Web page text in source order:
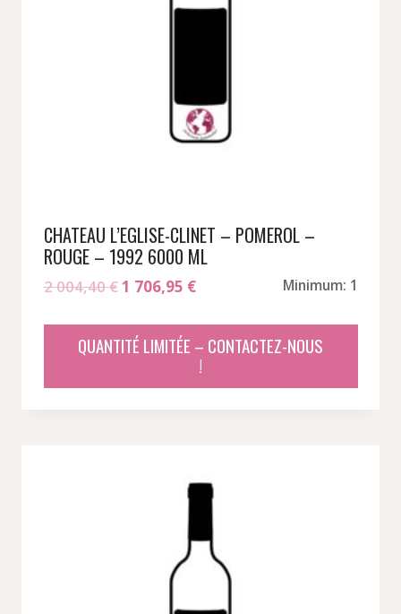
CHATEAU L’EGLISE-CLINET – POMEROL –
ROUGE – 1992 6000 ML
2 004,40€Le
initial
était :
004,40 €.
1 706,95 €Le
est :
706,95 €.
Minimum: 1
QUANTITÉ LIMITÉE – CONTACTEZ-NOUS
!